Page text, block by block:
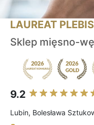
LAUREAT
Sklep mięsno-
9.2
Lubin, Bolesława